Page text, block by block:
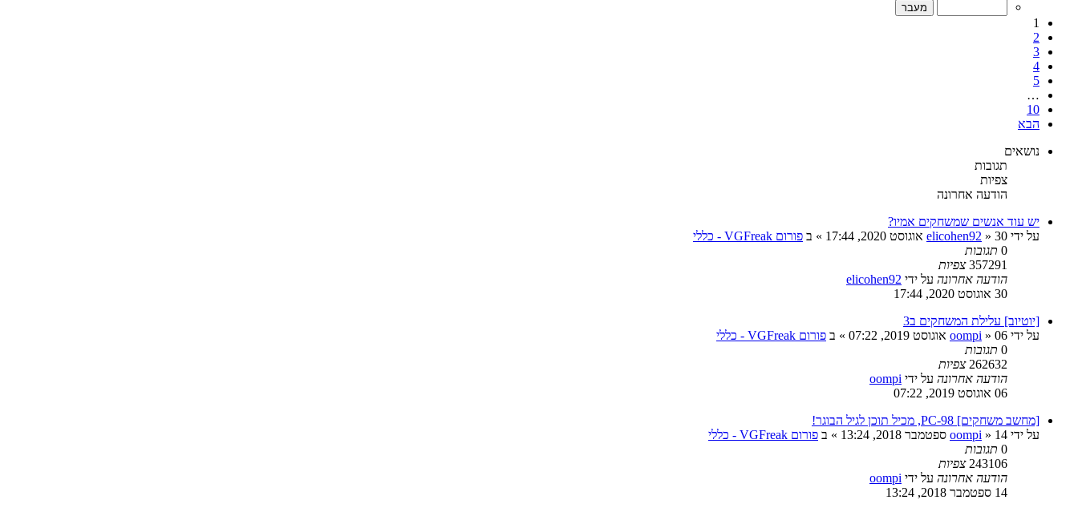
1
2
3
4
5
…
10
הבא
נושאים
תגובות
צפיות
הודעה אחרונה
יש עוד אנשים שמשחקים אמיו?
על ידי
elicohen92 » 30 אוגוסט 2020, 17:44 » ב פורום VGFreak - כללי
0 תגובות
357291 צפיות
הודעה אחרונה על ידי elicohen92
30 אוגוסט 2020, 17:44
[יוטיוב] עלילת המשחקים ב3
על ידי
oompi » 06 אוגוסט 2019, 07:22 » ב פורום VGFreak - כללי
0 תגובות
262632 צפיות
הודעה אחרונה על ידי oompi
06 אוגוסט 2019, 07:22
[מחשב משחקים] PC-98, מכיל תוכן לגיל הבוגר!
על ידי
oompi » 14 ספטמבר 2018, 13:24 » ב פורום VGFreak - כללי
0 תגובות
243106 צפיות
הודעה אחרונה על ידי oompi
14 ספטמבר 2018, 13:24